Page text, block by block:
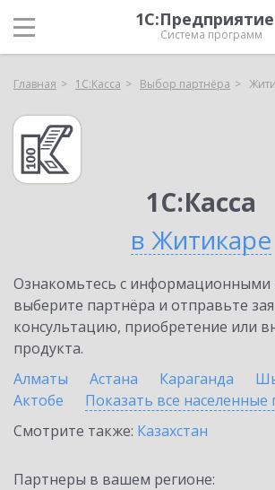
Система программ
Главная 1С:Касса Выбор партнёра
1С:Касса
в Житикаре
Ознакомьтесь с информационными
выберите партнёра и отправьте
консультацию, приобретение или
продукта.
Алматы
Астана Караганда
Актобе
Показать все населенные
Смотрите также: Казахстан
Партнеры в вашем регионе: